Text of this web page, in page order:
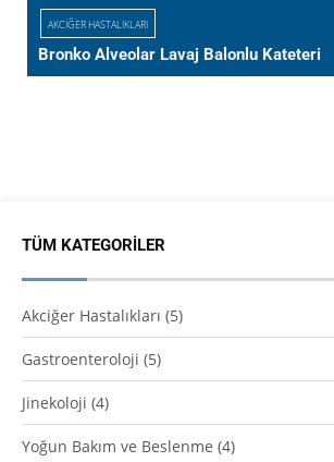
AKCIĞER HASTALIKLARI
Bronko Alveolar Lavaj Balonlu Kateteri
TÜM KATEGORILER
Akciğer Hastalıkları (5)
Gastroenteroloji (5)
Jinekoloji (4)
Yoğun Bakım ve Beslenme (4)